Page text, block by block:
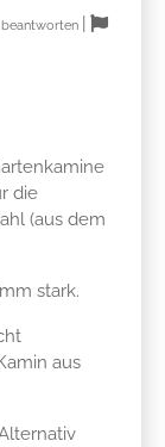
beantworten
die
(aus dem
stark.
aus